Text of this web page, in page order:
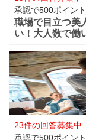
承認で500ポイント
職場で目立つ美
い！大人数で働
ってしまうよう
あるのでしょう
23件の回答募集中
承認で500ポイント